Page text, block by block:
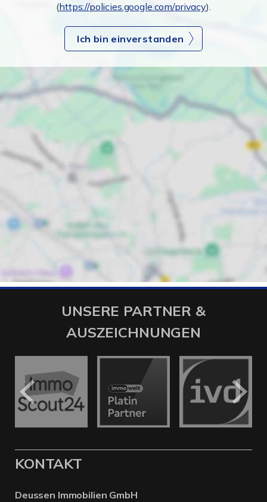
(https://policies.google.com/privacy).
Ich bin einverstanden
UNSERE PARTNER &
AUSZEICHNUNGEN
KONTAKT
Deussen Immobilien GmbH